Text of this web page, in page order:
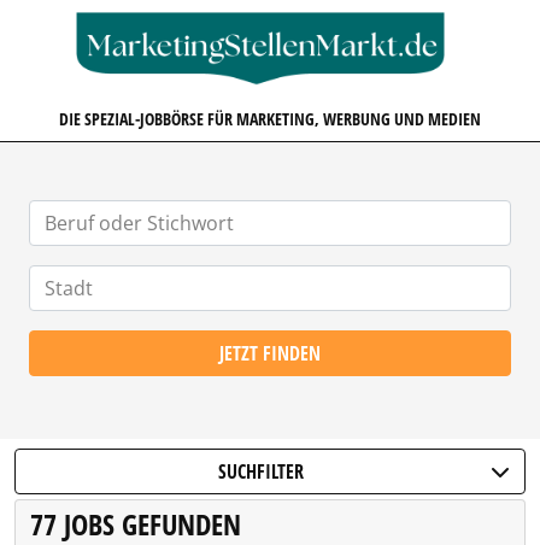
DIE SPEZIAL-JOBBÖRSE FÜR MARKETING, WERBUNG UND MEDIEN
JETZT FINDEN
SUCHFILTER
77 JOBS GEFUNDEN